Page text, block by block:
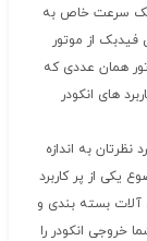
یک سرعت خاص به
فیدبک از موتور
همان عددی که
های انکودر
به اندازه
از پر کاربرد
آلات بسته بندی و
خروجی انکودر را